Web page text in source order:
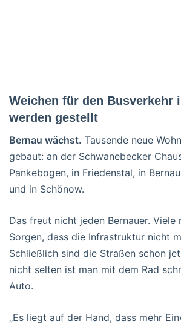
Weichen für den Busverkehr
werden gestellt
Bernau wächst. Tausende neue
gebaut: an der Schwanebecker
Pankebogen, in Friedenstal, in
und in Schönow.
Das freut nicht jeden Bernauer. Viele
Sorgen, dass die Infrastruktur nicht
Schließlich sind die Straßen schon
nicht selten ist man mit dem Rad
Auto.
„Es liegt auf der Hand, dass mehr